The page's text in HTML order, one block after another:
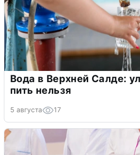
Вода в Верхней Салде:
пить нельзя
5 августа 17